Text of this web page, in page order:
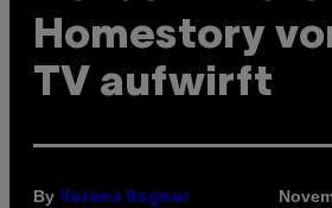
Homestory
TV aufwirft
By Verena Bogner